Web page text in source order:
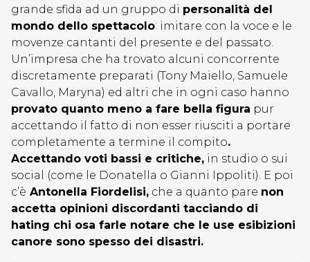
grande sfida ad un gruppo di personalità del
mondo dello spettacolo: imitare con la voce e le
movenze cantanti del presente e del passato.
Un’impresa che ha trovato alcuni concorrente
discretamente preparati (Tony Maiello, Samuele
Cavallo, Maryna) ed altri che in ogni caso hanno
provato quanto meno a fare bella figura pur
accettando il fatto di non esser riusciti a portare
completamente a termine il compito.
Accettando voti bassi e critiche, in studio o sui
social (come le Donatella o Gianni Ippoliti). E poi
c’è Antonella Fiordelisi, che a quanto pare non
accetta opinioni discordanti tacciando di
hating chi osa farle notare che le use esibizioni
canore sono spesso dei disastri.